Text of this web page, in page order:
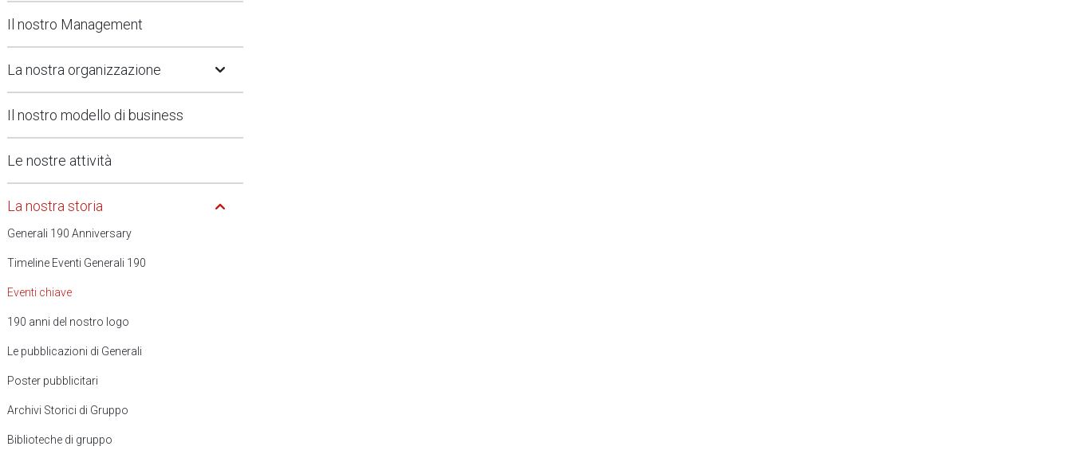
Il nostro Management
La nostra organizzazione Open Submenu
Il nostro modello di business
Le nostre attività
La nostra storia
Generali 190 Anniversary
Timeline Eventi Generali 190
Eventi chiave
190 anni del nostro logo
Le pubblicazioni di Generali
Poster pubblicitari
Archivi Storici di Gruppo
Biblioteche di gruppo